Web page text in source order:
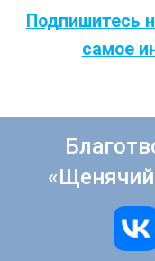
Подпишитесь
самое
«Щенячий